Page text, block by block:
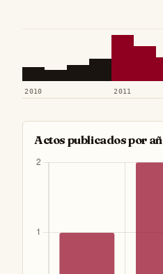
2010 2011
Actos publicados por